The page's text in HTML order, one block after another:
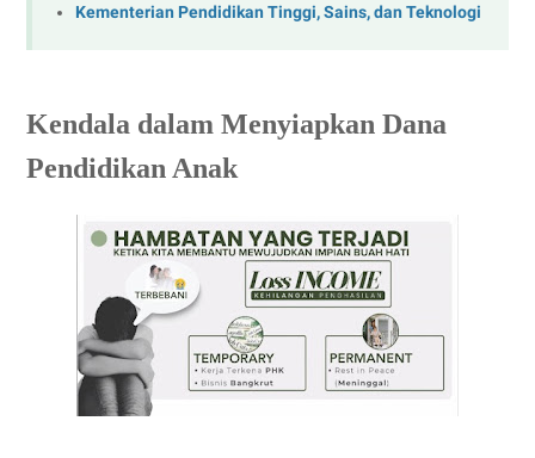
Kementerian Pendidikan Tinggi, Sains, dan Teknologi
Kendala dalam Menyiapkan Dana
Pendidikan Anak